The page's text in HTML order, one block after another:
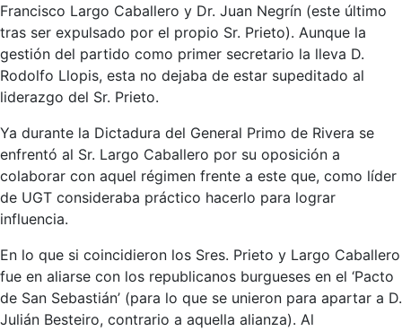
Francisco Largo Caballero y Dr. Juan Negrín (este último
tras ser expulsado por el propio Sr. Prieto). Aunque la
gestión del partido como primer secretario la lleva D.
Rodolfo Llopis, esta no dejaba de estar supeditado al
liderazgo del Sr. Prieto.
Ya durante la Dictadura del General Primo de Rivera se
enfrentó al Sr. Largo Caballero por su oposición a
colaborar con aquel régimen frente a este que, como líder
de UGT consideraba práctico hacerlo para lograr
influencia.
En lo que si coincidieron los Sres. Prieto y Largo Caballero
fue en aliarse con los republicanos burgueses en el ‘Pacto
de San Sebastián’ (para lo que se unieron para apartar a D.
Julián Besteiro, contrario a aquella alianza). Al